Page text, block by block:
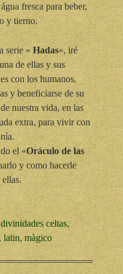
fresca para beber,
y tierno.
serie » Hadas«, iré
de ellas y sus
con los humanos.
y beneficiarse de su
nuestra vida, en las
extra, para vivir con
el «Oráculo de las
y como hacerle
ellas.
divinidades celtas,
, latin, màgico